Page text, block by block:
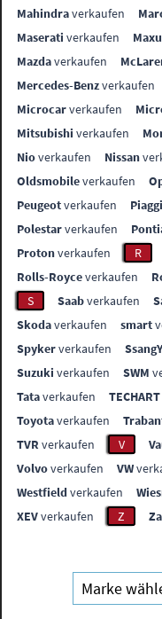
Mahindraverkaufen
Maserati verkaufen
Mazdaverkaufen
Mercedes-Benzverkaufen
Microcarverkaufen
Mitsubishi verkaufen
Nioverkaufen Nissan
Oldsmobileverkaufen
Peugeotverkaufen
Polestarverkaufen
Protonverkaufen R
Rolls-Royceverkaufen
S
Saabverkaufen
Skodaverkaufen smart
Spykerverkaufen
Suzuki verkaufen SWM
Tataverkaufen TECHART
Toyotaverkaufen
TVR verkaufen V
Volvoverkaufen VW
Westfieldverkaufen
XEVverkaufen Z